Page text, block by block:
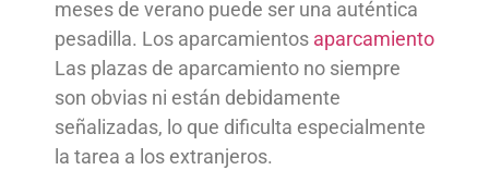
meses de verano puede ser una auténtica
pesadilla. Los aparcamientos aparcamiento
Las plazas de aparcamiento no siempre
son obvias ni están debidamente
señalizadas, lo que dificulta especialmente
la tarea a los extranjeros.